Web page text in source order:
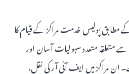
مطابق پولیس خدمت مراکز کے قیام کا
متعلقہ متعدد سہولیات آسان اور
ان مراکز میں ایف آئی آر کی نقل،